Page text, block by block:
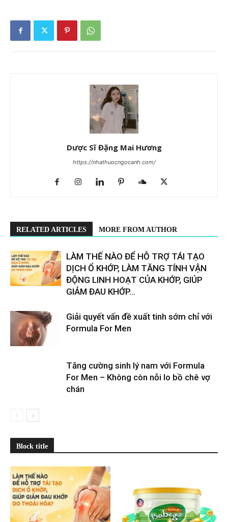
Dược Sĩ Đặng Mai Hương
https://nhathuocngocanh.com/
RELATED ARTICLES MORE FROM AUTHOR
LÀM THẾ NÀO ĐỂ HỖ TRỢ TÁI TẠO
DỊCH Ổ KHỚP, LÀM TĂNG TÍNH VẬN
ĐỘNG LINH HOẠT CỦA KHỚP, GIÚP
GIẢM ĐAU KHỚP...
Giải quyết vấn đề xuất tinh sớm chỉ với
Formula For Men
Tăng cường sinh lý nam với Formula
For Men – Không còn nỗi lo bồ chê vợ
chán
Block title